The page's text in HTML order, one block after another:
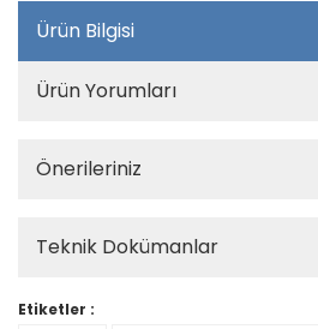
Ürün Bilgisi
Ürün Yorumları
Önerileriniz
Teknik Dokümanlar
Etiketler :